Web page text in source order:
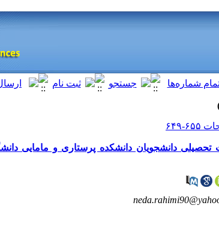
دانشجویان دانشکده پرستاری و مامایی